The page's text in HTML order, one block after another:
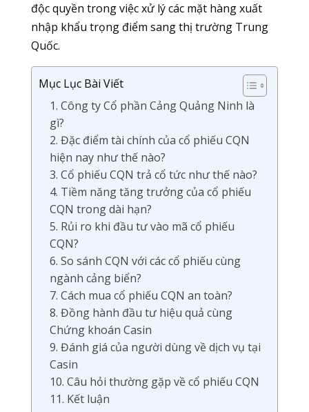
độc quyền trong việc xử lý các mặt hàng xuất
nhập khẩu trọng điểm sang thị trường Trung
Quốc.
Mục Lục Bài Viết
1. Công ty Cổ phần Cảng Quảng Ninh là
gì?
2. Đặc điểm tài chính của cổ phiếu CQN
hiện nay như thế nào?
3. Cổ phiếu CQN trả cổ tức như thế nào?
4. Tiềm năng tăng trưởng của cổ phiếu
CQN trong dài hạn?
5. Rủi ro khi đầu tư vào mã cổ phiếu
CQN?
6. So sánh CQN với các cổ phiếu cùng
ngành cảng biển?
7. Cách mua cổ phiếu CQN an toàn?
8. Đồng hành đầu tư hiệu quả cùng
Chứng khoán Casin
9. Đánh giá của người dùng về dịch vụ tại
Casin
10. Câu hỏi thường gặp về cổ phiếu CQN
11. Kết luận